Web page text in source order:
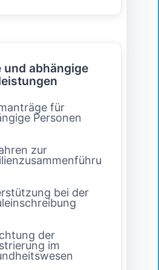
und abhängige
für
Personen
zur
bei der
der
im